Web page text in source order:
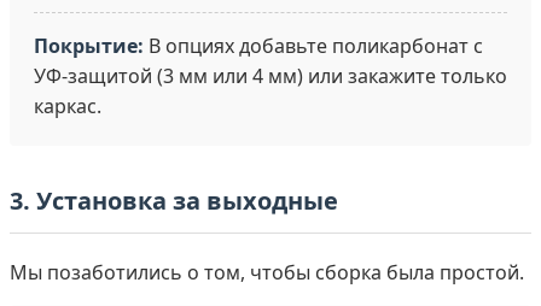
Покрытие: В опциях добавьте поликарбонат с
УФ-защитой (3 мм или 4 мм) или закажите только
каркас.
3. Установка за выходные
Мы позаботились о том, чтобы сборка была простой.